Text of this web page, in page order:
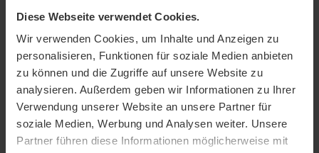
Diese Webseite verwendet Cookies.
Wir verwenden Cookies, um Inhalte und Anzeigen zu
personalisieren, Funktionen für soziale Medien anbieten
zu können und die Zugriffe auf unsere Website zu
analysieren. Außerdem geben wir Informationen zu Ihrer
Verwendung unserer Website an unsere Partner für
soziale Medien, Werbung und Analysen weiter. Unsere
Partner führen diese Informationen möglicherweise mit
TAGEN & FEIERN
Wir führen Ihre Veranstaltung zum Erfolg: Von der
Konferenz bis zur Firmenfeier bieten die ATLANTIC
Hotels für jeden Anlass den passenden Rahmen.
Unsere Teams gestalten Ihr Event ganz nach Ihren
Vorstellungen und sorgen dafür, dass sich Ihre Gäste